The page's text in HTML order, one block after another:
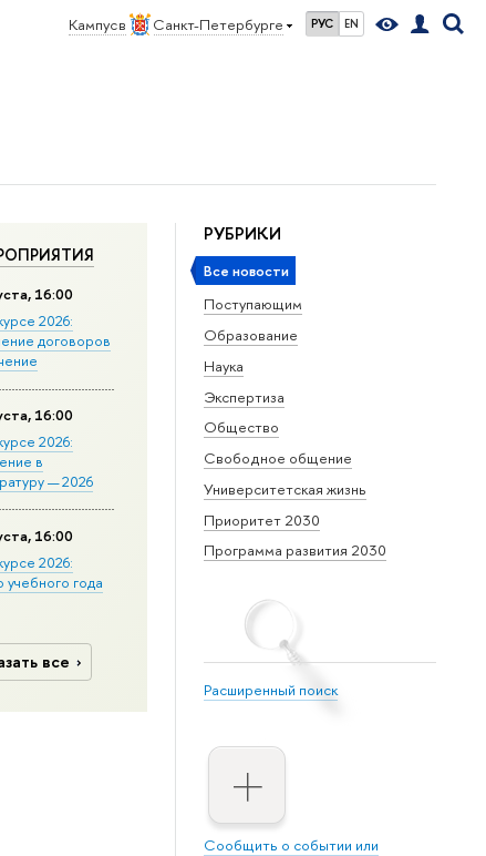
Кампус в Санкт-Петербурге РУС EN
РУБРИКИ
Все новости
Поступающим
Образование
Наука
Экспертиза
Общество
Свободное общение
Университетская жизнь
Приоритет 2030
Программа развития 2030
Расширенный поиск
Сообщить о событии или
16:00
2026:
договоров
16:00
2026:
в
— 2026
16:00
2026:
учебного года
все